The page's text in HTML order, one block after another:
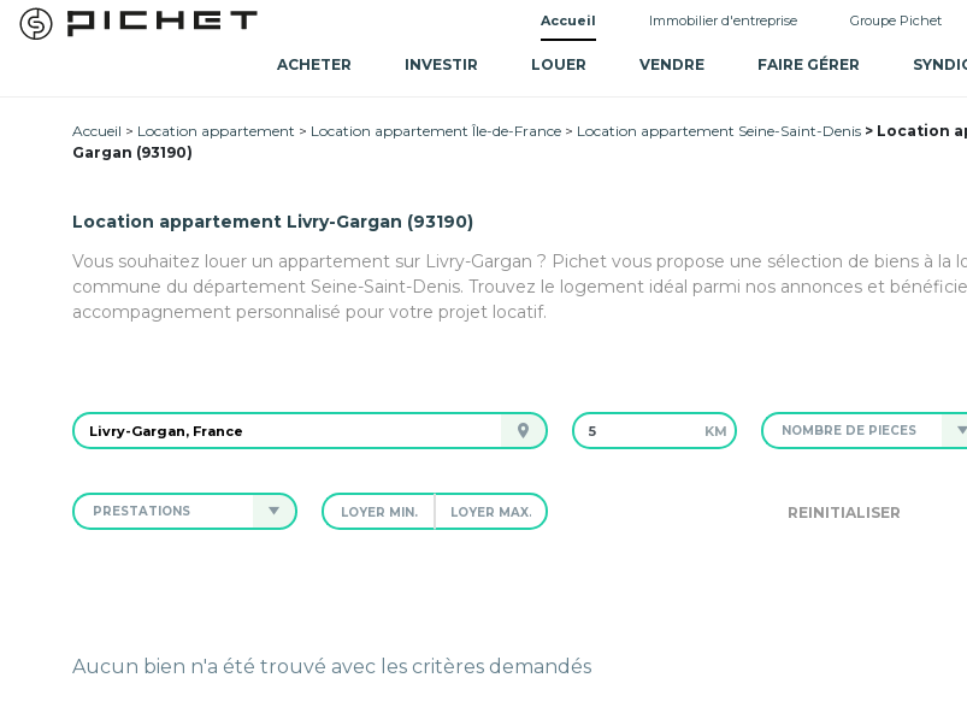
Accueil Immobilier d'entreprise Groupe Pichet
ACHETER INVESTIR LOUER VENDRE FAIRE GÉRER
Accueil Location appartement Location appartement Île-de-France Location appartement Seine-Saint-Denis
Location
Gargan (93190)
Location appartement Livry-Gargan (93190)
Vous souhaitez louer un appartement sur Livry-Gargan ? Pichet vous propose une sélection de biens à la
commune du département Seine-Saint-Denis. Trouvez le logement idéal parmi nos annonces et
accompagnement personnalisé pour votre projet locatif.
KM NOMBRE DE PIÈCES
PRESTATIONS
Aucun bien n'a été trouvé avec les critères demandés